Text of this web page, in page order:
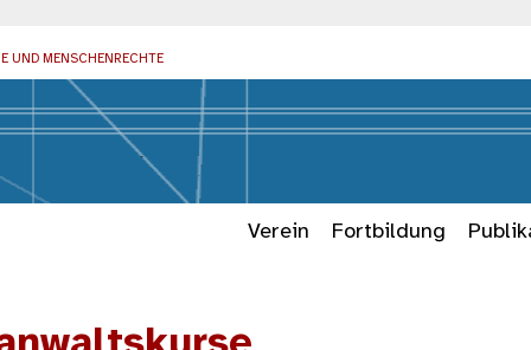
UND MENSCHENRECHTE
Verein Fortbildung